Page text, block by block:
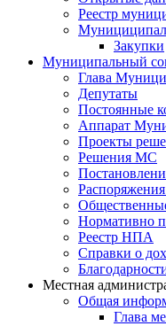
Реестр
Закупки
Муниципальный
Глава
Депутаты
Постоянные
Аппарат
Проекты
Решения МС
Нормативно
Реестр НПА
Справки о
Местная
Общая
Глава